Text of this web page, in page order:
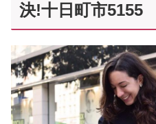
決!十日町市5155